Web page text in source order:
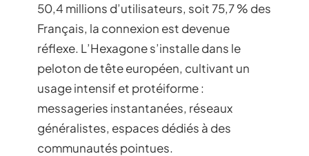
50,4 millions d’utilisateurs, soit 75,7 % des
Français, la connexion est devenue
réflexe. L’Hexagone s’installe dans le
peloton de tête européen, cultivant un
usage intensif et protéiforme :
messageries instantanées, réseaux
généralistes, espaces dédiés à des
communautés pointues.